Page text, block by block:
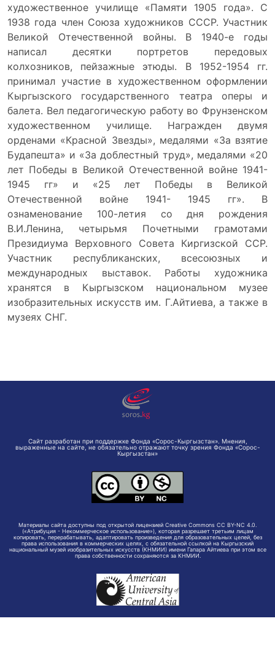
художественное училище «Памяти 1905 года». С
1938 года член Союза художников СССР. Участник
Великой Отечественной войны. В 1940-е годы
написал десятки портретов передовых
колхозников, пейзажные этюды. В 1952-1954 гг.
принимал участие в художественном оформлении
Кыргызского государственного театра оперы и
балета. Вел педагогическую работу во Фрунзенском
художественном училище. Награжден двумя
орденами «Красной Звезды», медалями «За взятие
Будапешта» и «За доблестный труд», медалями «20
лет Победы в Великой Отечественной войне 1941-
1945 гг» и «25 лет Победы в Великой
Отечественной войне 1941- 1945 гг». В
ознаменование 100-летия со дня рождения
В.И.Ленина, четырьмя Почетными грамотами
Президиума Верховного Совета Киргизской ССР.
Участник республиканских, всесоюзных и
международных выставок. Работы художника
хранятся в Кыргызском национальном музее
изобразительных искусств им. Г.Айтиева, а также в
музеях СНГ.
Сайт разработан при поддержке Фонда «Сорос-Кыргызстан». Мнения,
выраженные на сайте, не обязательно отражают точку зрения Фонда «Сорос-
Кыргызстан»
Материалы сайта доступны под открытой лицензией Creative Commons CC BY-NC 4.0.
(«Атрибуция - Некоммерческое использование»), которая разрешает третьим лицам
копировать, перерабатывать, адаптировать произведения для образовательных целей, без
права использования в коммерческих целях, с обязательной ссылкой на Кыргызский
национальный музей изобразительных искусств (КНМИИ) имени Гапара Айтиева при этом все
права собственности сохраняются за КНМИИ.